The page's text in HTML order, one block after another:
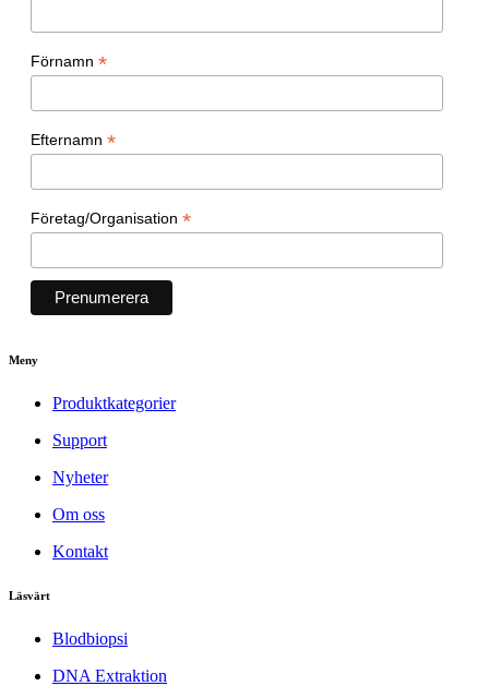
Förnamn *
Efternamn *
Företag/Organisation *
Meny
Produktkategorier
Support
Nyheter
Om oss
Kontakt
Läsvärt
Blodbiopsi
DNA Extraktion